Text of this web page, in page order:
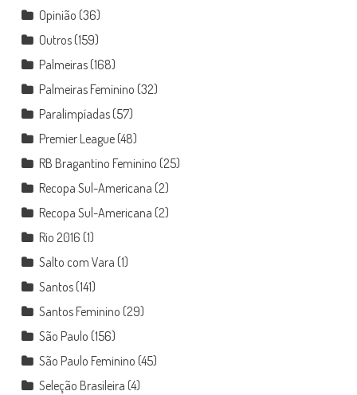
Opinião (36)
Outros(159)
Palmeiras(168)
Palmeiras Feminino (32)
Paralimpíadas(57)
Premier League(48)
RB Bragantino Feminino (25)
Recopa Sul-Americana (2)
Recopa Sul-Americana (2)
Rio 2016 (1)
Salto com Vara (1)
Santos(141)
Santos Feminino (29)
São Paulo (156)
São Paulo Feminino (45)
Seleção Brasileira (4)